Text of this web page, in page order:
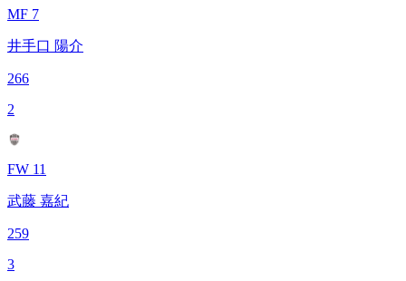
MF 7
井手口 陽介
266
2
FW 11
武藤 嘉紀
259
3